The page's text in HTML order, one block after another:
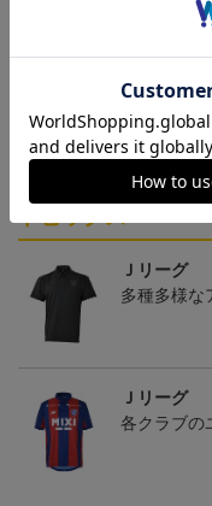
「2026/27シーズン 明治
安田J3リーグ」オーセン
ティックユニフォームFP
19,800円～24,500円
田
ォ
デ
トピックス
Ｊリーグ
多種多様な
Ｊリーグ
各クラブの